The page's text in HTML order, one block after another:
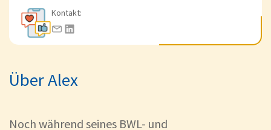
Kontakt:
Über Alex
Noch während seines BWL- und